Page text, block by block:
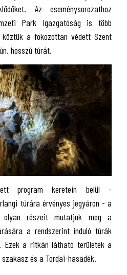
Az eseménysorozathoz
Park Igazgatóság is több
a fokozottan védett Szent
hosszú túrát.
program keretein belül -
túrára érvényes jegyáron - a
olyan részeit mutatjuk meg a
a rendszerint induló túrák
Ezek a ritkán látható területek a
és a Tordai-hasadék.